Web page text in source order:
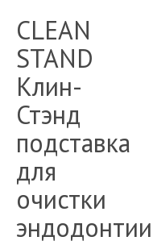
CLEAN
STAND
Клин-
Стэнд
подставка
для
очистки
эндодонтии